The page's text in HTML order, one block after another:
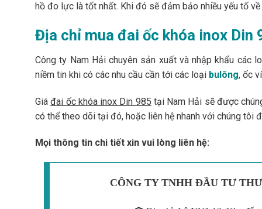
hồ đo lực là tốt nhất. Khi đó sẽ đảm bảo nhiều yếu tố
Địa chỉ mua đai ốc khóa inox Din
Công ty Nam Hải chuyên sản xuất và nhập khẩu
niềm tin khi có các nhu cầu cần tới các loại bulông, ốc
Giáđai ốc khóa inox Din 985 tại Nam Hải sẽ được
có thể theo dõi tại đó, hoặc liên hệ nhanh với chúng tôi
Mọi thông tin chi tiết xin vui lòng liên hệ:
CÔNG TY TNHH ĐẦU TƯ